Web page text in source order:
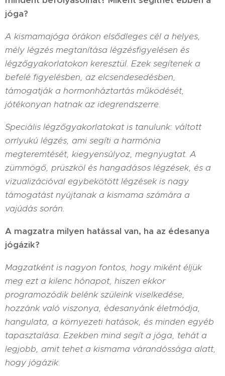
jóga?
A kismamajóga órákon elsődleges cél a helyes,
mély légzés megtanítása légzésfigyelésen és
légzőgyakorlatokon keresztül. Ezek segítenek a
befelé figyelésben, az elcsendesedésben,
támogatják a hormonháztartás működését,
jótékonyan hatnak az idegrendszerre.
Speciális légzőgyakorlatokat is tanulunk: váltott
orrlyukú légzés, ami segíti a harmónia
megteremtését, kiegyensúlyoz, megnyugtat. A
zümmögő, prüszköl és hangadásos légzések, és a
vizualizációval egybekötött légzések is nagy
támogatást nyújtanak a kismama számára a
vajúdás során.
A magzatra milyen hatással van, ha az édesanya
jógázik?
Magzatként is nagyon fontos, hogy miként éljük
meg ezt a kilenc hónapot, hiszen ekkor
programozódik belénk szüleink viselkedése,
hozzánk való viszonya, édesanyánk életmódja,
hangulata, a környezeti hatások, és minden egyéb
tapasztalása. Ezekben mind segít a jóga, tehát a
legjobb, amit tehet a kismama várandóssága alatt,
hogy jógázik.